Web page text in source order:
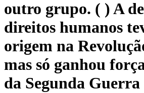
outro grupo. ( ) A
direitos humanos
origem na
mas só ganhou
da Segunda